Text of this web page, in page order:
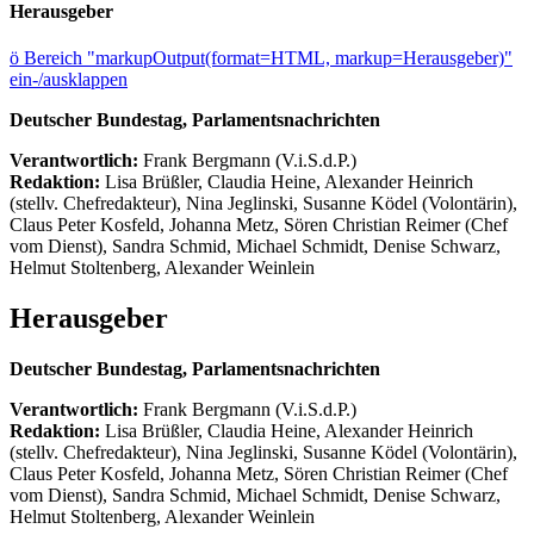
Herausgeber
ö Bereich "markupOutput(format=HTML, markup=Herausgeber)"
ein-/ausklappen
Deutscher Bundestag, Parlamentsnachrichten
Verantwortlich: Frank Bergmann (V.i.S.d.P.)
Redaktion: Lisa Brüßler, Claudia Heine, Alexander Heinrich
(stellv. Chefredakteur), Nina Jeglinski, Susanne Ködel (Volontärin),
Claus Peter Kosfeld, Johanna Metz, Sören Christian Reimer (Chef
vom Dienst), Sandra Schmid, Michael Schmidt, Denise Schwarz,
Helmut Stoltenberg, Alexander Weinlein
Herausgeber
Deutscher Bundestag, Parlamentsnachrichten
Verantwortlich: Frank Bergmann (V.i.S.d.P.)
Redaktion: Lisa Brüßler, Claudia Heine, Alexander Heinrich
(stellv. Chefredakteur), Nina Jeglinski, Susanne Ködel (Volontärin),
Claus Peter Kosfeld, Johanna Metz, Sören Christian Reimer (Chef
vom Dienst), Sandra Schmid, Michael Schmidt, Denise Schwarz,
Helmut Stoltenberg, Alexander Weinlein